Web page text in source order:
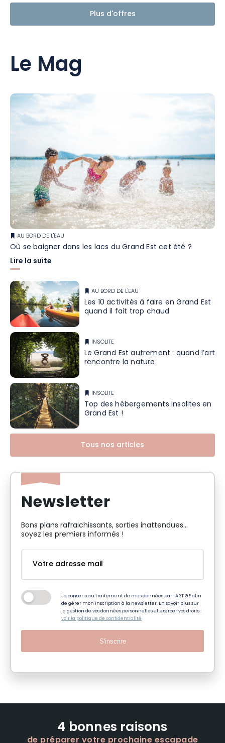
Plus d'offres
Le Mag
AU BORD DE L'EAU
Où se baigner dans les lacs du Grand Est cet été ?
Lire la suite
AU BORD DE L'EAU
Les 10 activités à faire en Grand Est
quand il fait trop chaud
INSOLITE
Le Grand Est autrement : quand l’art
rencontre la nature
INSOLITE
Top des hébergements insolites en
Grand Est !
Tous nos articles
Newsletter
Bons plans rafraichissants, sorties inattendues…
soyez les premiers informés !
Je consens au traitement de mes données par l'ART GE afin
de gérer mon inscription à la newsletter. En savoir plus sur
la gestion de vos données personnelles et exercer vos droits :
voir la politique de confidentialité
S'inscrire
4 bonnes raisons